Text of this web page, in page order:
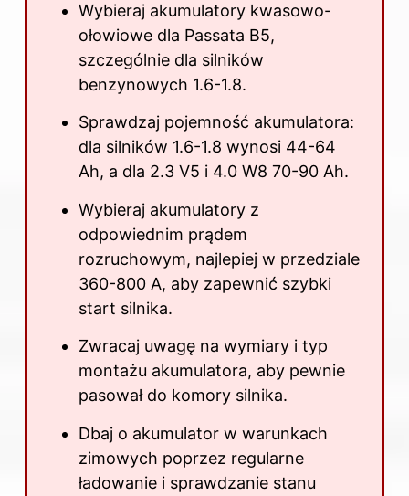
Wybieraj akumulatory kwasowo-
ołowiowe dla Passata B5,
szczególnie dla silników
benzynowych 1.6-1.8.
Sprawdzaj pojemność akumulatora:
dla silników 1.6-1.8 wynosi 44-64
Ah, a dla 2.3 V5 i 4.0 W8 70-90 Ah.
Wybieraj akumulatory z
odpowiednim prądem
rozruchowym, najlepiej w przedziale
360-800 A, aby zapewnić szybki
start silnika.
Zwracaj uwagę na wymiary i typ
montażu akumulatora, aby pewnie
pasował do komory silnika.
Dbaj o akumulator w warunkach
zimowych poprzez regularne
ładowanie i sprawdzanie stanu